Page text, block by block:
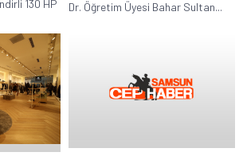
130 HP
Dr. Öğretim Üyesi Bahar Sultan...